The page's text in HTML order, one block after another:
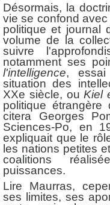
Désormais, la
vie se confond
politique et journal
volume de la
suivre
notamment ses
l'intelligence,
situation des
XXe siècle, ouKiel
politique
citera Georges
Sciences-Po, en
expliquait que le
les nations petites
coalitions
puissances.
Lire Maurras,
ses limites, ses